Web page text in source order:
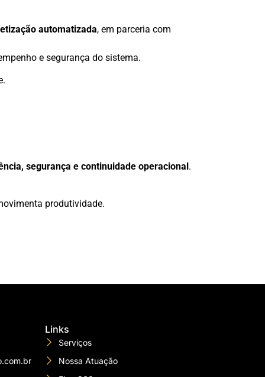
automatizada, em parceria com
e segurança do sistema.
segurança e continuidade operacional .
produtividade.
Links
Serviços
Nossa Atuação